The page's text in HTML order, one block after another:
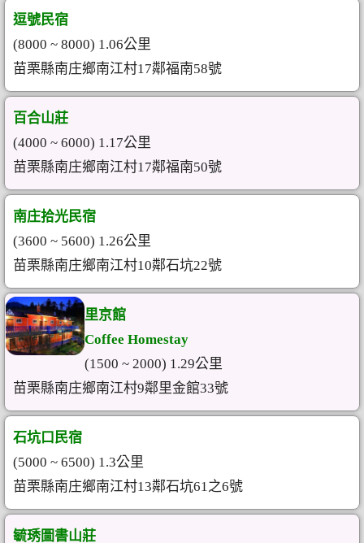
逗號民宿
(8000 ~ 8000) 1.06公里
苗栗縣南庄鄉南江村17鄰福南58號
百合山莊
(4000 ~ 6000) 1.17公里
苗栗縣南庄鄉南江村17鄰福南50號
南庄拾光民宿
(3600 ~ 5600) 1.26公里
苗栗縣南庄鄉南江村10鄰石坑22號
里京館
Coffee Homestay
(1500 ~ 2000) 1.29公里
苗栗縣南庄鄉南江村9鄰里金館33號
石坑口民宿
(5000 ~ 6500) 1.3公里
苗栗縣南庄鄉南江村13鄰石坑61之6號
毓琇圖書山莊